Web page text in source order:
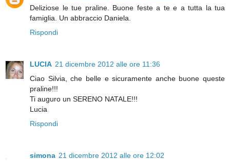
Deliziose le tue praline. Buone feste a te e a tutta la tua
famiglia. Un abbraccio Daniela.
Rispondi
LUCIA 21 dicembre 2012 alle ore 11:36
Ciao Silvia, che belle e sicuramente anche buone queste
praline!!!
Ti auguro un SERENO NATALE!!!
Lucia
Rispondi
simona 21 dicembre 2012 alle ore 12:02